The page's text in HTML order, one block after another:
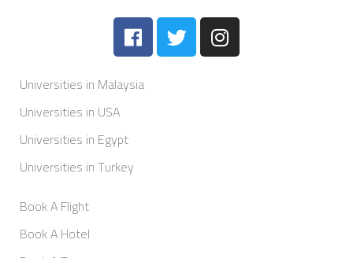
Universities in Malaysia
Universities in USA
Universities in Egypt
Universities in Turkey
Book A Flight
Book A Hotel